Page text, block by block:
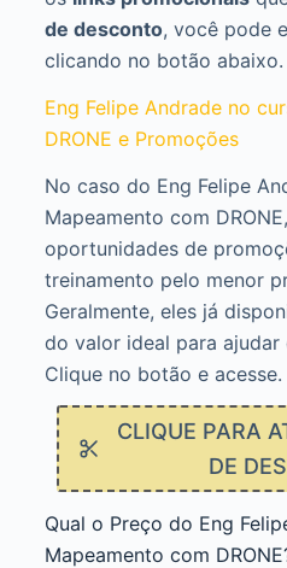
de desconto, você pode
clicando no botão abaixo.
Eng Felipe Andrade no
DRONE e Promoções
No caso do Eng Felipe
Mapeamento com
oportunidades de
treinamento pelo menor
Geralmente, eles já
do valor ideal para ajudar
Clique no botão e acesse.
CLIQUE PARA
DE
Qual o Preço do Eng
Mapeamento com